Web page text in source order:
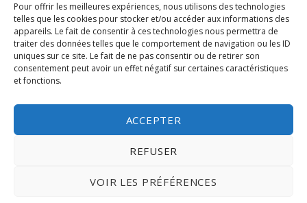
Pour offrir les meilleures expériences, nous utilisons des technologies
telles que les cookies pour stocker et/ou accéder aux informations des
appareils. Le fait de consentir à ces technologies nous permettra de
traiter des données telles que le comportement de navigation ou les ID
uniques sur ce site. Le fait de ne pas consentir ou de retirer son
consentement peut avoir un effet négatif sur certaines caractéristiques
et fonctions.
ACCEPTER
REFUSER
VOIR LES PRÉFÉRENCES
CONTACTEZ-NOUS
Montréal
450-245-7475 (sans frais de Montréal) ou 514-655-9191
info@rivetferole.com